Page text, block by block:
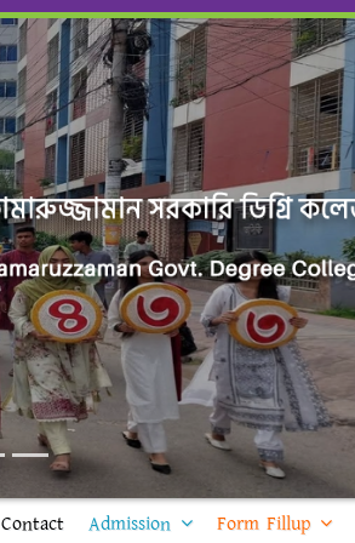
Contact Admission Form Fillup